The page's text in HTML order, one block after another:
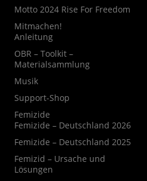
Motto 2024 Rise For Freedom
Mitmachen!
Anleitung
OBR – Toolkit –
Materialsammlung
Musik
Support-Shop
Femizide
Femizide – Deutschland 2026
Femizide – Deutschland 2025
Femizid – Ursache und
Lösungen